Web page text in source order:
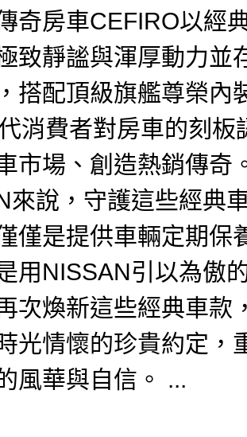
奇房車CEFIRO以經
致靜謐與渾厚動力並
搭配頂級旗艦尊榮內
消費者對房車的刻板
市場、創造熱銷傳奇
來說，守護這些經典
僅是提供車輛定期保
用NISSAN引以為傲
次煥新這些經典車款
光情懷的珍貴約定，
風華與自信。 ...